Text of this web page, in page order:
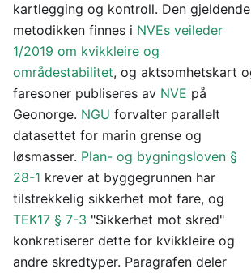
kartlegging og kontroll. Den gjeldende
metodikken finnes i NVEs veileder
1/2019 om kvikkleire og
områdestabilitet, og aktsomhetskart
faresoner publiseres av NVE på
Geonorge. NGU forvalter parallelt
datasettet for marin grense og
løsmasser. Plan- og bygningsloven §
28-1 krever at byggegrunnen har
tilstrekkelig sikkerhet mot fare, og
TEK17 § 7-3 "Sikkerhet mot skred"
konkretiserer dette for kvikkleire og
andre skredtyper. Paragrafen deler